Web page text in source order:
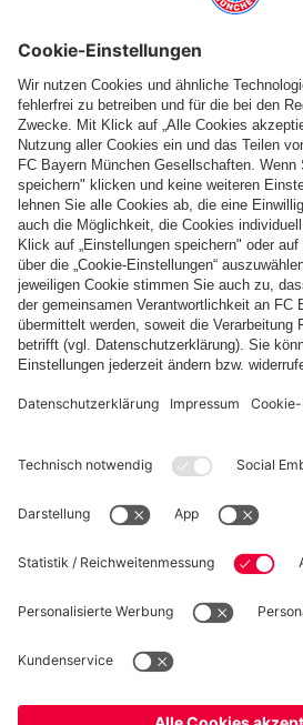
CHAMPIONS LEAGUE
Alle Infos zu FC Bayern
Barcelona
Weitere Inhalte anzeigen
PARTNER
fcbayern.com Basketball